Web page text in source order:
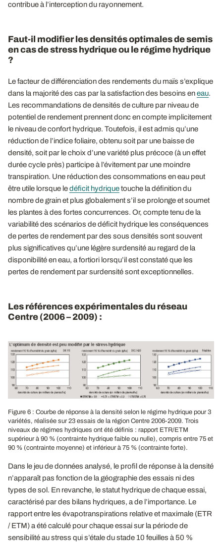
contribue à l’interception du rayonnement.
Faut-il modifier les densités optimales de semis
en cas de stress hydrique ou le régime hydrique
?
Le facteur de différenciation des rendements du maïs s’explique
dans la majorité des cas par la satisfaction des besoins eneau.
Les recommandations de densités de culture par niveau de
potentiel de rendement prennent donc en compte implicitement
le niveau de confort hydrique. Toutefois, il est admis qu’une
réduction de l’indice foliaire, obtenu soit par une baisse de
densité, soit par le choix d’une variété plus précoce (à un effet
durée cycle près) participe à l’évitement par une moindre
transpiration. Une réduction des consommations en eau peut
être utile lorsque ledéficit hydriquetouche la définition du
nombre de grain et plus globalement s’il se prolonge et soumet
les plantes à des fortes concurrences. Or, compte tenu de la
variabilité des scénarios de déficit hydrique les conséquences
de pertes de rendement par des sous densités sont souvent
plus significatives qu’une légère surdensité au regard de la
disponibilité en eau, a fortiori lorsqu’il est constaté que les
pertes de rendement par surdensité sont exceptionnelles.
Les références expérimentales du réseau
Centre (2006 – 2009) :
Figure 6 : Courbe de réponse à la densité selon le régime hydrique pour 3
variétés, réalisée sur 23 essais de la région Centre 2006-2009. Trois
niveaux de régimes hydriques ont été définis : rapport ETR/ETM
supérieur à 90 % (contrainte hydrique faible ou nulle), compris entre 75 et
90 % (contrainte moyenne) et inférieur à 75 % (contrainte forte).
Dans le jeu de données analysé, le profil de réponse à la densité
n’apparaît pas fonction de la géographie des essais ni des
types de sol. En revanche, le statut hydrique de chaque essai,
caractérisé par des bilans hydriques, a de l’importance. Le
rapport entre les évapotranspirations relative et maximale (ETR
/ ETM) a été calculé pour chaque essai sur la période de
sensibilité au stress qui s’étale du stade 10 feuilles à 50 %